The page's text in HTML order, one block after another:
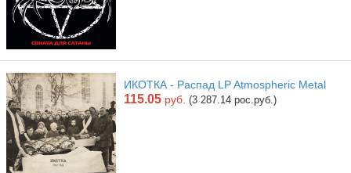
ИКОТКА - Распад LP Atmospheric Metal
115.05 руб. (3 287.14 рос.руб.)